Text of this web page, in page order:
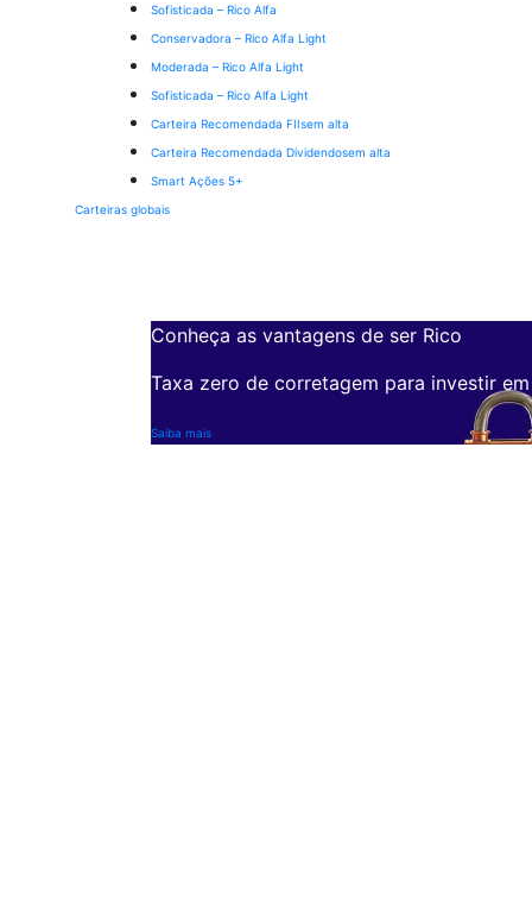
Sofisticada – Rico Alfa
Conservadora – Rico Alfa Light
Moderada – Rico Alfa Light
Sofisticada – Rico Alfa Light
Carteira Recomendada FIIsem alta
Carteira Recomendada Dividendosem alta
Smart Ações 5+
Carteiras globais
Conheça as vantagens de ser Rico
Taxa zero de corretagem para investir
Saiba mais